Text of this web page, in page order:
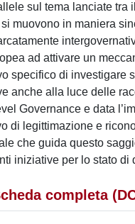
sul tema lanciate
muovono in maniera
ad attivare un
specifico di
anche alla luce delle
Governance e data
di legittimazione e
che guida questo
iniziative per lo stato di
completa